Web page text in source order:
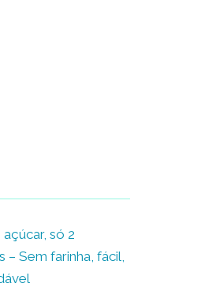
só 2
– Sem farinha, fácil,